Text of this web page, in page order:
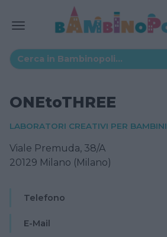
ONEtoTHREE
LABORATORI CREATIVI PER BAMBINI
Viale Premuda, 38/A
20129 Milano (Milano)
Telefono
E-Mail